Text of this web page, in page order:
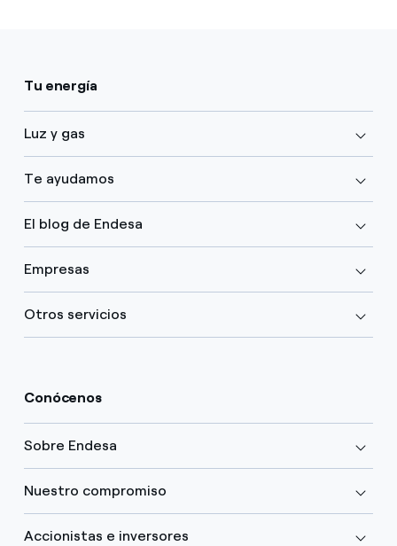
Tu energía
Luz y gas
Te ayudamos
El blog de Endesa
Empresas
Otros servicios
Conócenos
Sobre Endesa
Nuestro compromiso
Accionistas e inversores